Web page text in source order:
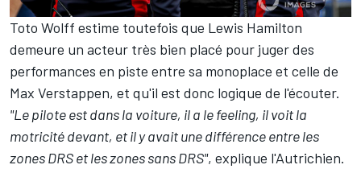
Toto Wolff estime toutefois que Lewis Hamilton
demeure un acteur très bien placé pour juger des
performances en piste entre sa monoplace et celle de
Max Verstappen, et qu'il est donc logique de l'écouter.
"Le pilote est dans la voiture, il a le feeling, il voit la
motricité devant, et il y avait une différence entre les
zones DRS et les zones sans DRS", explique l'Autrichien.